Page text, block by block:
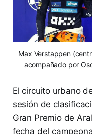
Max Verstappen
acompañado por
El circuito urbano
sesión de
Gran Premio de
fecha del